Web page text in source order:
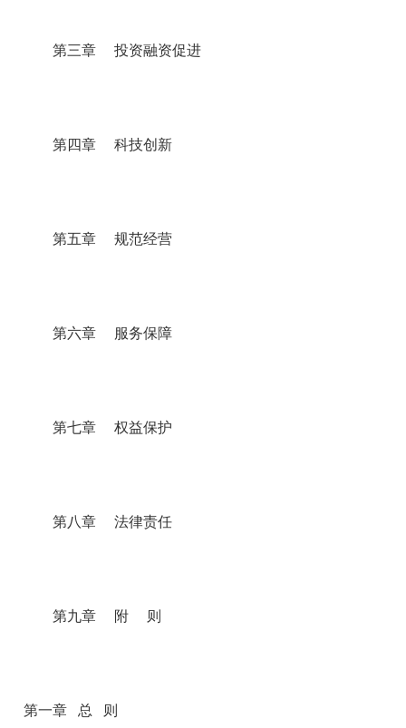
第三章 投资融资促进
第四章 科技创新
第五章 规范经营
第六章 服务保障
第七章 权益保护
第八章 法律责任
第九章 附 则
第一章 总 则